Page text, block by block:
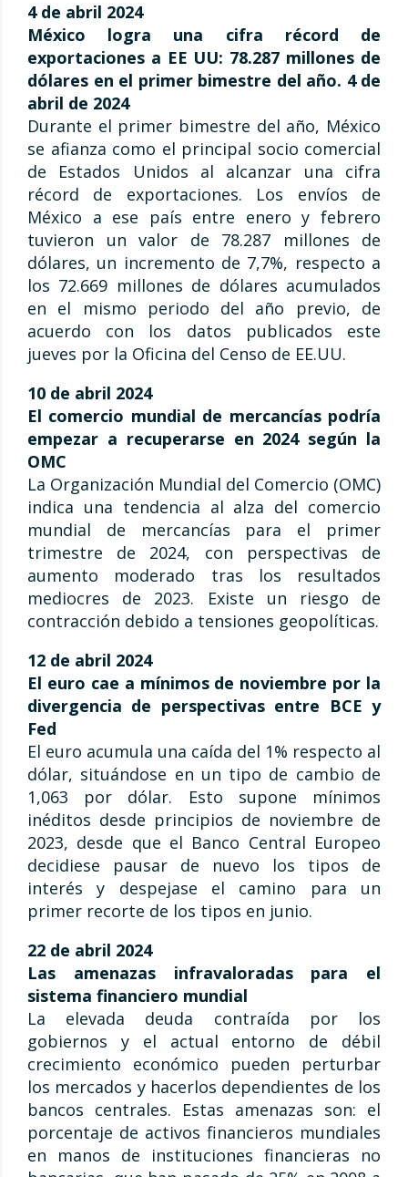
4 de abril 2024
México logra una cifra récord de
exportaciones a EE UU: 78.287 millones de
dólares en el primer bimestre del año. 4 de
abril de 2024
Durante el primer bimestre del año, México
se afianza como el principal socio comercial
de Estados Unidos al alcanzar una cifra
récord de exportaciones. Los envíos de
México a ese país entre enero y febrero
tuvieron un valor de 78.287 millones de
dólares, un incremento de 7,7%, respecto a
los 72.669 millones de dólares acumulados
en el mismo periodo del año previo, de
acuerdo con los datos publicados este
jueves por la Oficina del Censo de EE.UU.
10 de abril 2024
El comercio mundial de mercancías podría
empezar a recuperarse en 2024 según la
OMC
La Organización Mundial del Comercio (OMC)
indica una tendencia al alza del comercio
mundial de mercancías para el primer
trimestre de 2024, con perspectivas de
aumento moderado tras los resultados
mediocres de 2023. Existe un riesgo de
contracción debido a tensiones geopolíticas.
12 de abril 2024
El euro cae a mínimos de noviembre por la
divergencia de perspectivas entre BCE y
Fed
El euro acumula una caída del 1% respecto al
dólar, situándose en un tipo de cambio de
1,063 por dólar. Esto supone mínimos
inéditos desde principios de noviembre de
2023, desde que el Banco Central Europeo
decidiese pausar de nuevo los tipos de
interés y despejase el camino para un
primer recorte de los tipos en junio.
22 de abril 2024
Las amenazas infravaloradas para el
sistema financiero mundial
La elevada deuda contraída por los
gobiernos y el actual entorno de débil
crecimiento económico pueden perturbar
los mercados y hacerlos dependientes de los
bancos centrales. Estas amenazas son: el
porcentaje de activos financieros mundiales
en manos de instituciones financieras no